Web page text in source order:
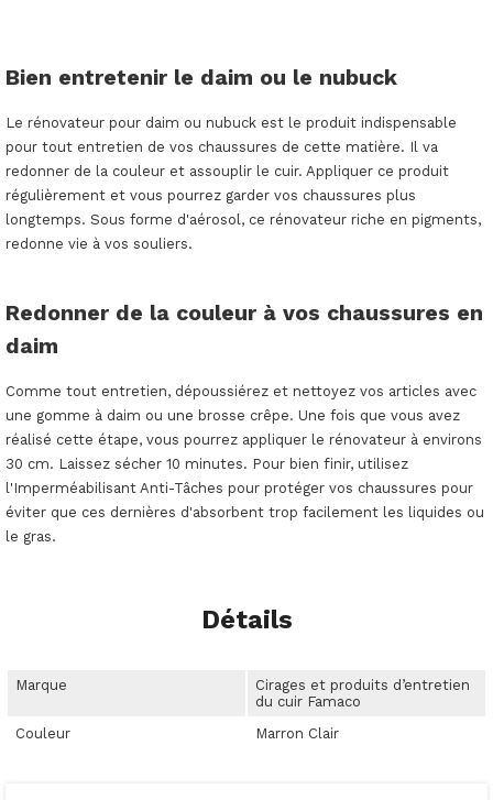
Bien entretenir le daim ou le nubuck
Le rénovateur pour daim ou nubuck est le produit indispensable
pour tout entretien de vos chaussures de cette matière. Il va
redonner de la couleur et assouplir le cuir. Appliquer ce produit
régulièrement et vous pourrez garder vos chaussures plus
longtemps. Sous forme d'aérosol, ce rénovateur riche en pigments,
redonne vie à vos souliers.
Redonner de la couleur à vos chaussures en
daim
Comme tout entretien, dépoussiérez et nettoyez vos articles avec
une gomme à daim ou une brosse crêpe. Une fois que vous avez
réalisé cette étape, vous pourrez appliquer le rénovateur à environs
30 cm. Laissez sécher 10 minutes. Pour bien finir, utilisez
l'Imperméabilisant Anti-Tâches pour protéger vos chaussures pour
éviter que ces dernières d'absorbent trop facilement les liquides ou
le gras.
Détails
Marque
Cirages et produits d’entretien
du cuir Famaco
Couleur
Marron Clair